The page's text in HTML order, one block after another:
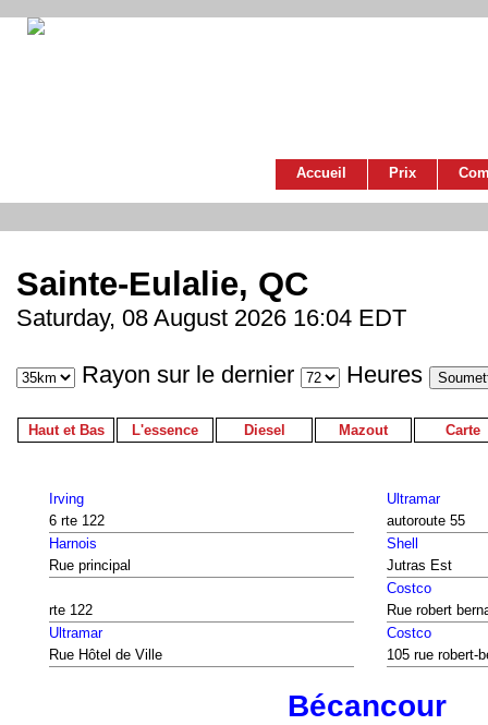
Accueil Prix
Sainte-Eulalie, QC
Saturday, 08 August 2026 16:04 EDT
Rayon sur le dernier Heures
Haut et Bas L'essence Diesel Mazout Carte
Irving
6 rte 122
Ultramar
autoroute 55
Harnois
Rue principal
Shell
Jutras Est
rte 122
Costco
Rue robert
Ultramar
Rue Hôtel de Ville
Costco
105 rue robert-
Bécancour